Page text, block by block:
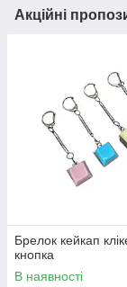
Акційні
Брелок кейкап
кнопка
В наявності